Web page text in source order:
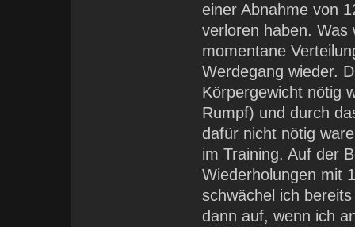
einer Abnahme von
verloren haben. Was
momentane
Werdegang wieder.
Körpergewicht nötig
Rumpf) und durch
dafür nicht nötig
im Training. Auf der
Wiederholungen mit
schwächel ich
dann auf, wenn ich